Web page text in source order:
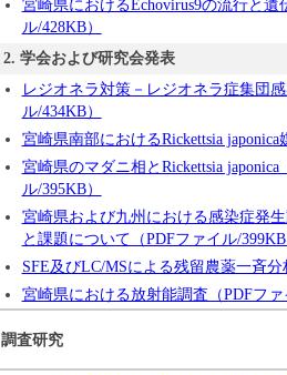
宮崎県におけるEchovirus9の流行と
ル/428KB）
2. 学会および研究会発表
レジオネラ対策－レジオネラ症集団
ル/434KB）
宮崎県南部におけるRickettsia
宮崎県のマダニ相とRickettsia
ル/395KB）
宮崎県および九州における感染症発
と課題について（PDFファイル/399KB
SFE及びLC/MSによる残留農薬一斉分
宮崎県における放射能調査（PDFファ
調査研究